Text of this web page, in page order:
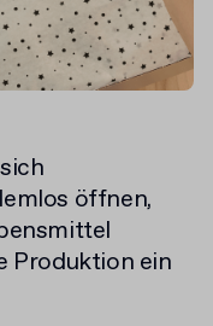
öffnen,
Produktion ein